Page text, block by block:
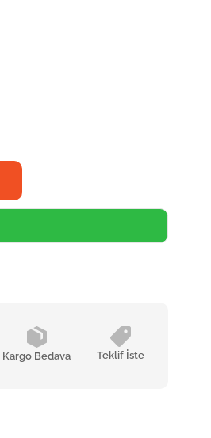
Kargo Bedava Teklif İste